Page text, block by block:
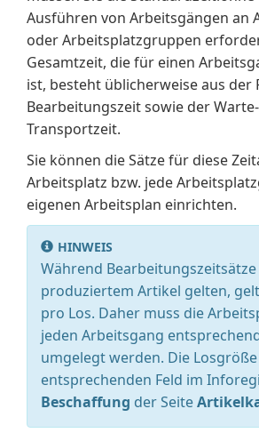
Ausführen von Arbeitsgängen an
oder Arbeitsplatzgruppen
Gesamtzeit, die für einen
ist, besteht üblicherweise aus der
Bearbeitungszeit sowie der
Transportzeit.
Sie können die Sätze für diese
Arbeitsplatz bzw. jede
eigenen Arbeitsplan einrichten.
HINWEIS
Während
produziertem Artikel gelten,
pro Los. Daher muss die
jeden Arbeitsgang
umgelegt werden. Die
entsprechenden Feld im
Beschaffung der Seite